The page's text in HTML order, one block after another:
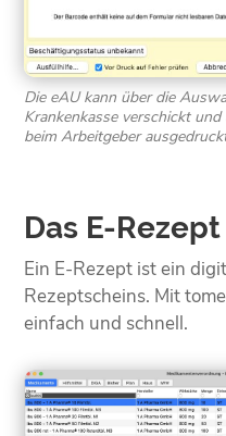
Die eAU kann über die
Krankenkasse verschickt
beim Arbeitgeber
Das E-
Ein E-Rezept ist ein
Rezeptscheins. Mit
einfach und schnell.